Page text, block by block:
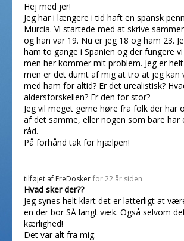
Hej med jer!
Jeg har i længere i tid haft en spansk
Murcia. Vi startede med at skrive
og han var 19. Nu er jeg 18 og ham 23.
ham to gange i Spanien og der fungere
men her kommer mit problem. Jeg er
men er det dumt af mig at tro at jeg kan
med ham for altid? Er det urealistisk?
aldersforskellen? Er den for stor?
Jeg vil meget gerne høre fra folk der har
af det samme, eller nogen som bare har
råd.
På forhånd tak for hjælpen!
tilføjet af FreDosker for 22 år siden
Hvad sker der??
Jeg synes helt klart det er latterligt at
en der bor SÅ langt væk. Også selvom
kærlighed!
Det var alt fra mig.